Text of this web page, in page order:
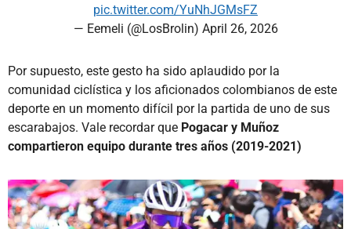
pic.twitter.com/YuNhJGMsFZ
— Eemeli (@LosBrolin) April 26, 2026
Por supuesto, este gesto ha sido aplaudido por la
comunidad ciclística y los aficionados colombianos de este
deporte en un momento difícil por la partida de uno de sus
escarabajos. Vale recordar que Pogacar y Muñoz
compartieron equipo durante tres años (2019-2021)